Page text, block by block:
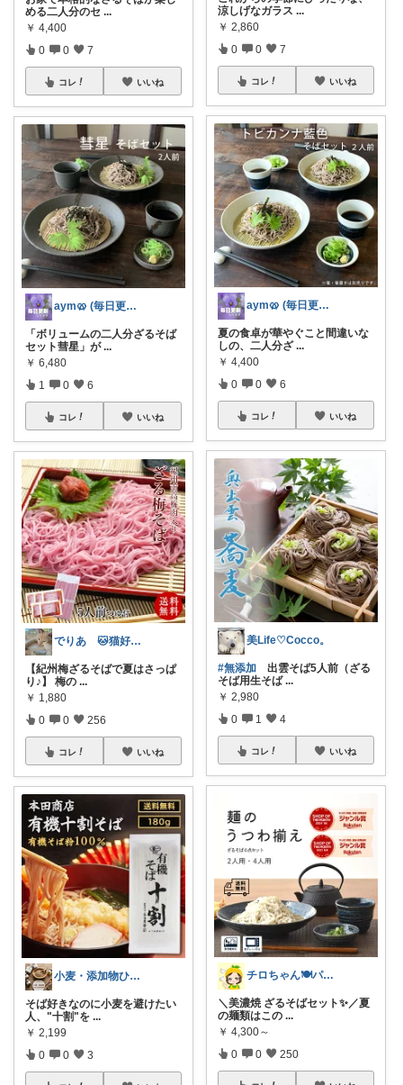
める二人分のセ ...
￥ 4,400
0 0 7
コレ いいね
aym🥨 (毎日更新してます🙌)
「ボリュームの二人分ざるそば
セット彗星」が ...
￥ 6,480
1 0 6
コレ いいね
でりあ 🐱猫好きのグルメ
【紀州梅ざるそばで夏はさっぱ
り♪】 梅の ...
￥ 1,880
0 0 256
コレ いいね
小麦・添加物ひかえめROOM
そば好きなのに小麦を避けたい
人、"十割"を ...
￥ 2,199
0 0 3
涼しげなガラス ...
￥ 2,860
0 0 7
コレ いいね
aym🥨 (毎日更新してます🙌)
夏の食卓が華やぐこと間違いな
しの、二人分ざ ...
￥ 4,400
0 0 6
コレ いいね
美Life♡Cocco。
#無添加 出雲そば5人前（ざる
そば用生そば ...
￥ 2,980
0 1 4
コレ いいね
チロちゃん🍽️パイナップルキッチン
＼美濃焼 ざるそばセット✨／夏
の麺類はこの ...
￥ 4,300～
0 0 250